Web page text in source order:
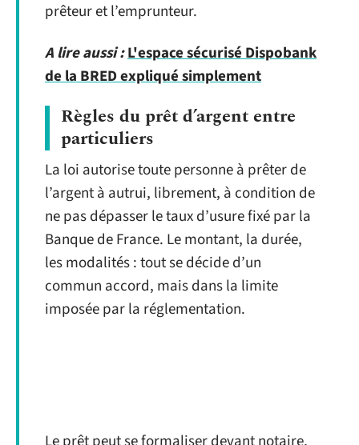
prêteur et l’emprunteur.
A lire aussi :L'espace sécurisé Dispobank
de la BRED expliqué simplement
Règles du prêt d’argent entre
particuliers
La loi autorise toute personne à prêter de
l’argent à autrui, librement, à condition de
ne pas dépasser le taux d’usure fixé par la
Banque de France. Le montant, la durée,
les modalités : tout se décide d’un
commun accord, mais dans la limite
imposée par la réglementation.